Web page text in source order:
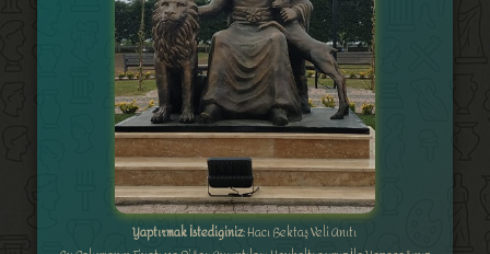
Yaptırmak İstediğiniz: Hacı Bektaş Veli Anıtı